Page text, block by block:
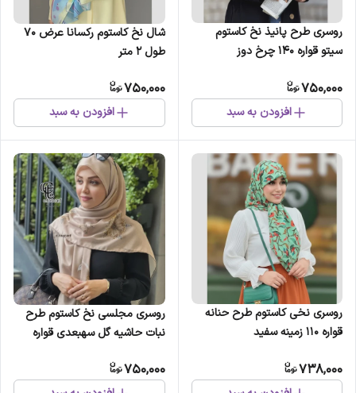
روسری طرح پانیذ نخ کاستوم
سیتو قواره 140 چرخ دوز
750,000
افزودن به سبد
شال نخ کاستوم رکسانا عرض 70
طول 2 متر
750,000
افزودن به سبد
روسری نخی کاستوم طرح حنانه
قواره 110 زمینه سفید
738,000
روسری مجلسی نخ کاستوم طرح
نبات حاشیه گل سهبعدی قواره
750,000